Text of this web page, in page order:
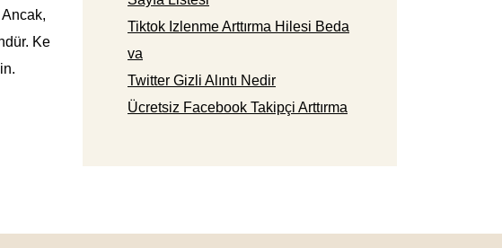
Ke
Tiktok Izlenme Arttırma Hilesi Beda
va
Twitter Gizli Alıntı Nedir
Ücretsiz Facebook Takipçi Arttırma